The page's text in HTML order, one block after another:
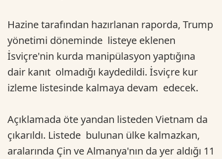
Hazine tarafından hazırlanan raporda, Trump
yönetimi döneminde listeye eklenen
İsviçre'nin kurda manipülasyon yaptığına
dair kanıt olmadığı kaydedildi. İsviçre kur
izleme listesinde kalmaya devam edecek.
Açıklamada öte yandan listeden Vietnam da
çıkarıldı. Listede bulunan ülke kalmazkan,
aralarında Çin ve Almanya'nın da yer aldığı 11